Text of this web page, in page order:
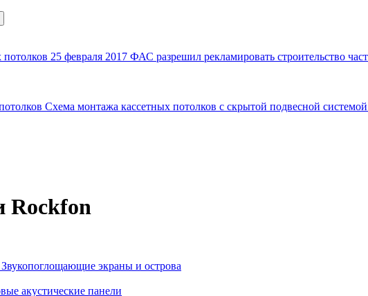
25 февраля 2017 ФАС разрешил рекламировать строительство
Схема монтажа кассетных потолков с скрытой подвесной системой
Rockfon
Звукопоглощающие экраны и острова
акустические панели